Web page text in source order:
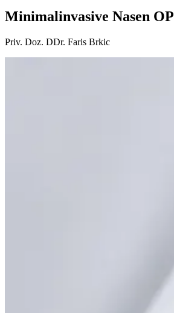
Minimalinvasive Nasen OP
Priv. Doz. DDr. Faris Brkic